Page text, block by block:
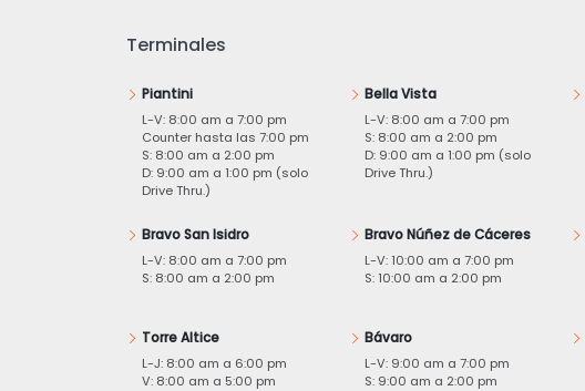
Terminales
Piantini
L-V: 8:00 am a 7:00 pm
Counter hasta las 7:00 pm
S: 8:00 am a 2:00 pm
D: 9:00 am a 1:00 pm (solo
Drive Thru.)
Bella Vista
L-V: 8:00 am a 7:00 pm
S: 8:00 am a 2:00 pm
D: 9:00 am a 1:00 pm (solo
Drive Thru.)
Bravo San Isidro
L-V: 8:00 am a 7:00 pm
S: 8:00 am a 2:00 pm
Bravo Núñez de Cáceres
L-V: 10:00 am a 7:00 pm
S: 10:00 am a 2:00 pm
Torre Altice
L-J: 8:00 am a 6:00 pm
V: 8:00 am a 5:00 pm
Bávaro
L-V: 9:00 am a 7:00 pm
S: 9:00 am a 2:00 pm